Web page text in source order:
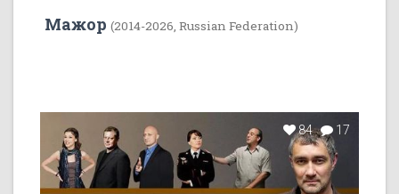
Мажор (2014-2026, Russian Federation)
84 17